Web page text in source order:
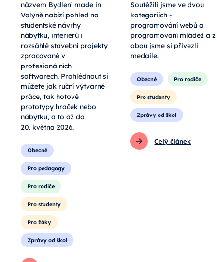
názvem Bydlení made in
Volyně nabízí pohled na
studentské návrhy
nábytku, interiérů i
rozsáhlé stavební projekty
zpracované v
profesionálních
softwarech. Prohlédnout si
můžete jak ruční výtvarné
práce, tak hotové
prototypy hraček nebo
nábytku, a to až do
20. května 2026.
Obecné
Pro pedagogy
Pro rodiče
Pro studenty
Pro žáky
Zprávy od škol
Soutěžili jsme ve dvou
kategoriích -
programování webů a
programování mládež a z
obou jsme si přivezli
medaile.
Obecné Pro rodiče
Pro studenty
Zprávy od škol
Celý článek